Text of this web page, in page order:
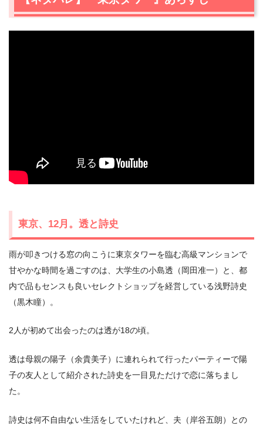
東京、12月。透と詩史
雨が叩きつける窓の向こうに東京タワーを臨む高級マンションで
甘やかな時間を過ごすのは、大学生の小島透（岡田准一）と、都
内で品もセンスも良いセレクトショップを経営している浅野詩史
（黒木瞳）。
2人が初めて出会ったのは透が18の頃。
透は母親の陽子（余貴美子）に連れられて行ったパーティーで陽
子の友人として紹介された詩史を一目見ただけで恋に落ちまし
た。
詩史は何不自由ない生活をしていたけれど、夫（岸谷五朗）との